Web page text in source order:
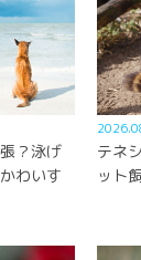
？泳げ
わいす
テネ
ット